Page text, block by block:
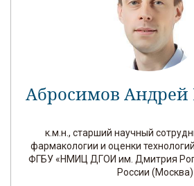
Абросимов Андрей
к.м.н., старший научный
фармакологии и оценки
ФГБУ «НМИЦ ДГОИ им. Дмитрия
России (Москва)